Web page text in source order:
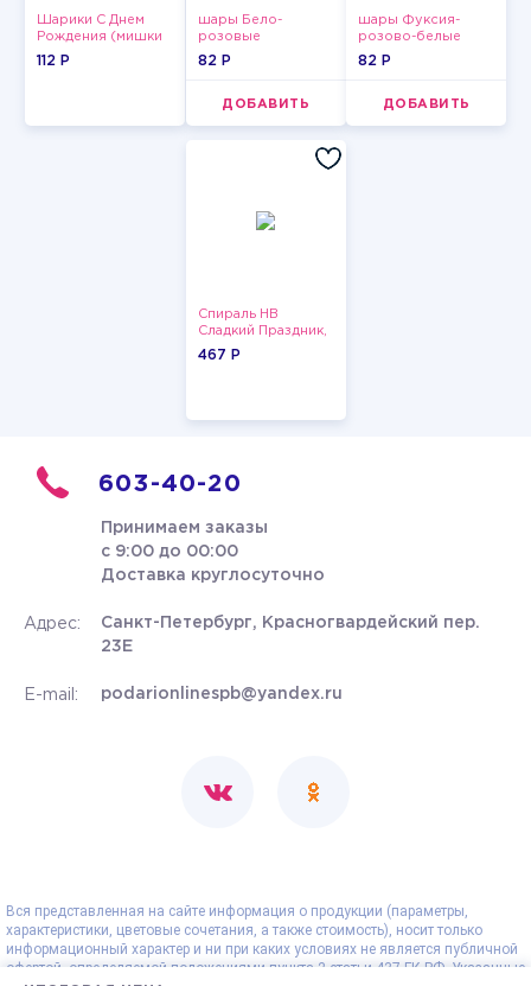
Шарики С Днем
Рождения (мишки
и тортики)
112 P
шары Бело-
розовые
пастельные
82 P
ДОБАВИТЬ
шары Фуксия-
розово-белые
пастельные
82 P
ДОБАВИТЬ
Спираль HB
Сладкий Праздник,
12 шт.
467 P
603-40-20
Принимаем заказы
с 9:00 до 00:00
Доставка круглосуточно
Адрес:
Санкт-Петербург, Красногвардейский пер.
23Е
E-mail: podarionlinespb@yandex.ru
Вся представленная на сайте информация о продукции (параметры,
характеристики, цветовые сочетания, а также стоимость), носит только
информационный характер и ни при каких условиях не является публичной
офертой, определяемой положениями пункта 2 статьи 437 ГК РФ. Указанные